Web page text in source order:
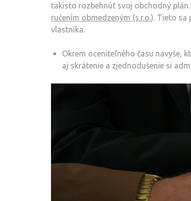
takisto rozbehnúť svoj obchodný
ručením obmedzeným (s.r.o.). Tieto sa
vlastníka.
Okrem oceniteľného času navyše,
aj skrátenie a zjednodušenie si